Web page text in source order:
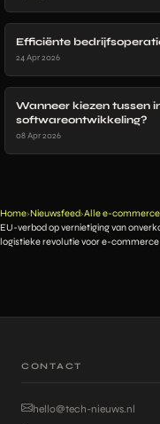
Efficiënte
24 Apr 2026
Wanneer kiezen tussen
softwareontwikkeling?
08 Apr 2026
Home›Nieuwsfeed›Alle e-
EU-verbod op vernietiging van
logistieke revolutie voor e-
CONTACT
hello@tech-nieuws.nl